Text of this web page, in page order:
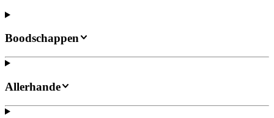
Boodschappen
Allerhande